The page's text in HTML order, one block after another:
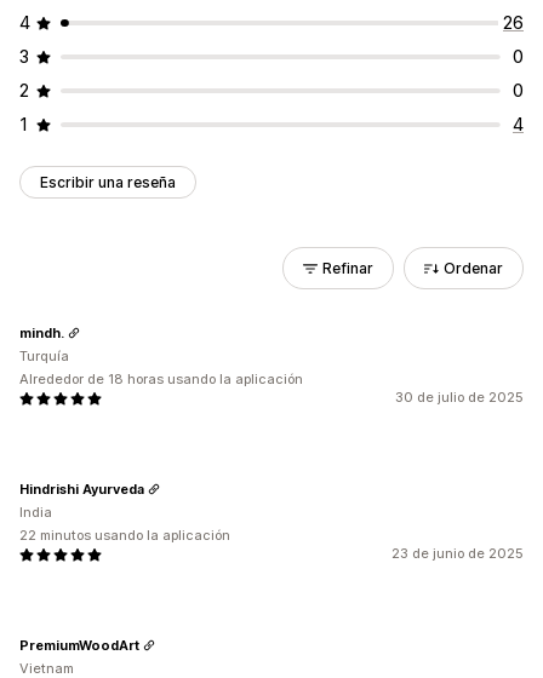
4
26
3
0
2
0
1
4
Escribir una reseña
Refinar Ordenar
30 de julio de 2025
mindh.
Turquía
Alrededor de 18 horas usando la aplicación
23 de junio de 2025
Hindrishi Ayurveda
India
22 minutos usando la aplicación
PremiumWoodArt
Vietnam